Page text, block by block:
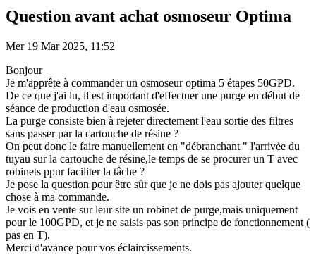
Question avant achat osmoseur Optima
Mer 19 Mar 2025, 11:52
Bonjour
Je m'apprête à commander un osmoseur optima 5 étapes 50GPD.
De ce que j'ai lu, il est important d'effectuer une purge en début de
séance de production d'eau osmosée.
La purge consiste bien à rejeter directement l'eau sortie des filtres
sans passer par la cartouche de résine ?
On peut donc le faire manuellement en "débranchant " l'arrivée du
tuyau sur la cartouche de résine,le temps de se procurer un T avec
robinets ppur faciliter la tâche ?
Je pose la question pour être sûr que je ne dois pas ajouter quelque
chose à ma commande.
Je vois en vente sur leur site un robinet de purge,mais uniquement
pour le 100GPD, et je ne saisis pas son principe de fonctionnement (
pas en T).
Merci d'avance pour vos éclaircissements.